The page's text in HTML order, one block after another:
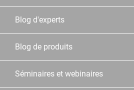
Blog d'experts
Blog de produits
Séminaires et webinaires